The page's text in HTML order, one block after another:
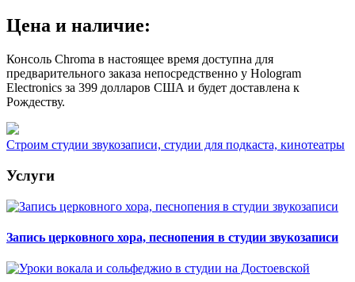
Цена и наличие:
Консоль Chroma в настоящее время доступна для
предварительного заказа непосредственно у Hologram
Electronics за 399 долларов США и будет доставлена к
Рождеству.
Строим студии звукозаписи, студии для подкаста, кинотеатры
Услуги
Запись церковного хора, песнопения в студии звукозаписи